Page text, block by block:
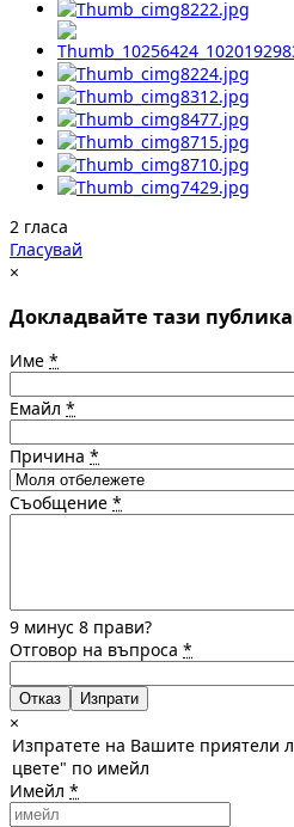
2 гласа
Гласувай
×
Докладвайте тази
Име *
Емайл *
Причина *
Съобщение *
9 минус 8 прави?
Отговор на въпроса *
Отказ
×
Изпратете на Вашите приятели
цвете" по имейл
Имейл *